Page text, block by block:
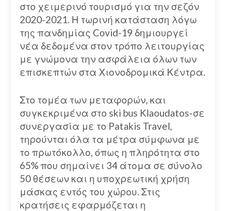
στο χειμερινό τουρισμό για την σεζόν
2020-2021. Η τωρινή κατάσταση λόγω
της πανδημίας Covid-19 δημιουργεί
νέα δεδομένα στον τρόπο λειτουργίας
με γνώμονα την ασφάλεια όλων των
επισκεπτών στα Χιονοδρομικά Κέντρα.
Στο τομέα των μεταφορών, και
συγκεκριμένα στο ski bus Klaoudatos-σε
συνεργασία με το Patakis Travel,
τηρούνται όλα τα μέτρα σύμφωνα με
το πρωτόκολλο, όπως η πληρότητα στο
65% που σημαίνει 34 άτομα σε σύνολο
50 θέσεων και η υποχρεωτική χρήση
μάσκας εντός του χώρου. Στις
κρατήσεις εφαρμόζεται η